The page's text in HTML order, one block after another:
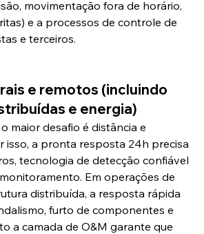
movimentação fora de horário,
e a processos de controle de
e terceiros.
e remotos (incluindo
e energia)
maior desafio é distância e
isso, a pronta resposta 24h precisa
tecnologia de detecção confiável
Em operações de
distribuída, a resposta rápida
furto de componentes e
a camada de O&M garante que